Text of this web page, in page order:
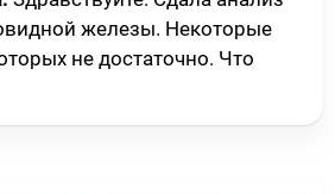
железы. Некоторые
не достаточно. Что